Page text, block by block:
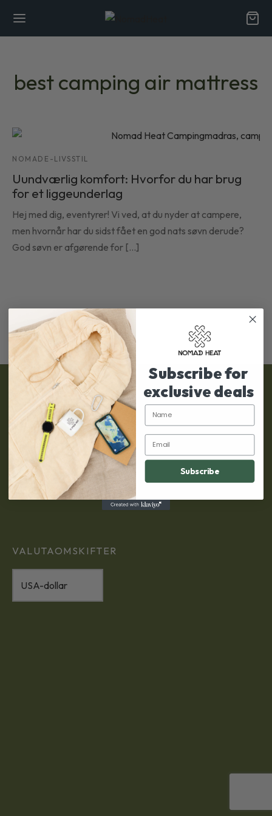
best camping air mattress
NOMADE-LIVSSTIL
Uundværlig komfort: Hvorfor du har brug
for et liggeunderlag
Hej med dig, eventyrer! Vi ved, at du nyder at campere,
men hvornår har du sidst fået en god nats søvn derude?
God søvn er afgørende for [...]
Plejeinstruktioner
Spor din ordre
Politikker
Vores historie
Kontakt
VALUTAOMSKIFTER
Subscribe for
exclusive deals
Name
Email
Subscribe